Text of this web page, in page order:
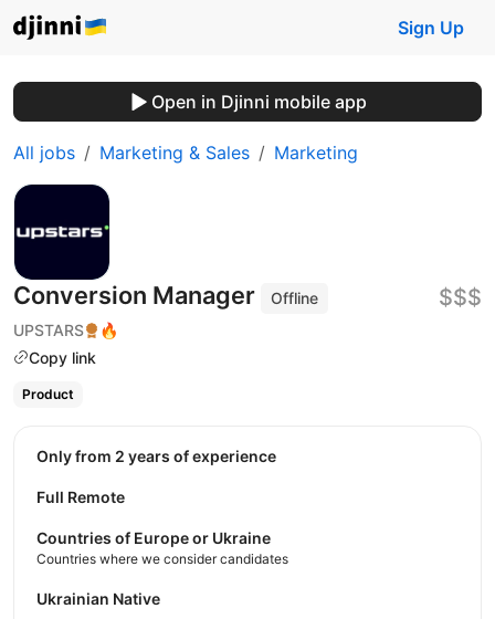
Sign Up
Open in Djinni mobile app
All jobs Marketing & Sales Marketing
Conversion Manager
Offline
UPSTARS
🔥
Copy link
$$$
Product
Only from 2 years of experience
Full Remote
Countries of Europe or Ukraine
Countries where we consider candidates
Ukrainian Native